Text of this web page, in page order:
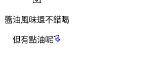
醬油風味還不錯喝
但有點油呢